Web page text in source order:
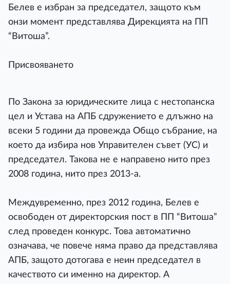
Белев е избран за председател, защото към
онзи момент представлява Дирекцията на ПП
“Витоша”.
Присвояването
По Закона за юридическите лица с нестопанска
цел и Устава на АПБ сдружението е длъжно на
всеки 5 години да провежда Общо събрание, на
което да избира нов Управителен съвет (УС) и
председател. Такова не е направено нито през
2008 година, нито през 2013-а.
Междувременно, през 2012 година, Белев е
освободен от директорския пост в ПП “Витоша”
след проведен конкурс. Това автоматично
означава, че повече няма право да представлява
АПБ, защото дотогава е неин председател в
качеството си именно на директор. А